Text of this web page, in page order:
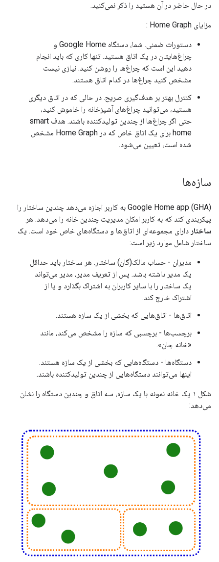
در حال حاضر در آن هستید را ذکر نمی‌کنید.
مزایای Home Graph
:
دستورات ضمنی. شما، دستگاه Google Home و
چراغ‌هایتان در یک اتاق هستید. تنها کاری که باید انجام
دهید این است که چراغ‌ها را روشن کنید. نیازی نیست
مشخص کنید چراغ‌ها در کدام اتاق هستند.
کنترل بهتر بر هدف‌گیری صریح. در حالی که در اتاق دیگری
هستید، می‌توانید چراغ‌های آشپزخانه را خاموش کنید،
حتی اگر چراغ‌ها از چندین تولیدکننده باشند. هدف smart
home برای یک اتاق خاص که در Home Graph مشخص
شده است، تعیین می‌شود.
سازه‌ها
Google Home app (GHA) به کاربر اجازه می‌دهد چندین ساختار را
پیکربندی کند که به کاربر امکان مدیریت چندین خانه را می‌دهد. هر
ساختار دارای مجموعه‌ای از اتاق‌ها و دستگاه‌های خاص خود است. یک
ساختار شامل موارد زیر است:
مدیران - حساب مالک(گان) ساختار. هر ساختار باید حداقل
یک مدیر داشته باشد. پس از تعریف مدیر، مدیر می‌تواند
یک ساختار را با سایر کاربران به اشتراک بگذارد و یا از
اشتراک خارج کند.
اتاق‌ها - اتاق‌هایی که بخشی از یک سازه هستند.
برچسب‌ها - برچسبی که سازه را مشخص می‌کند، مانند
«خانه جان».
دستگاه‌ها - دستگاه‌هایی که بخشی از یک سازه هستند.
اینها می‌توانند دستگاه‌هایی از چندین تولیدکننده باشند.
شکل ۱ یک خانه نمونه با یک سازه، سه اتاق و چندین دستگاه را نشان
می‌دهد: